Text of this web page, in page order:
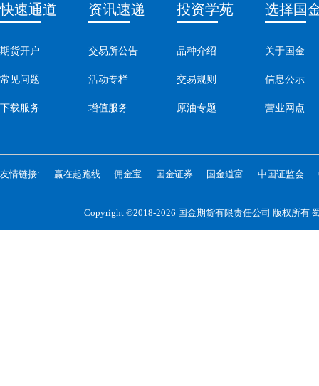
快速通道
期货开户
常见问题
下载服务
资讯速递
交易所公告
活动专栏
增值服务
投资学苑
品种介绍
交易规则
原油专题
选择国
关于国金
信息公示
营业网点
友情链接: 赢在起跑线 佣金宝 国金证券 国金道富 中国证监会
Copyright ©2018-2026 国金期货有限责任公司 版权所有